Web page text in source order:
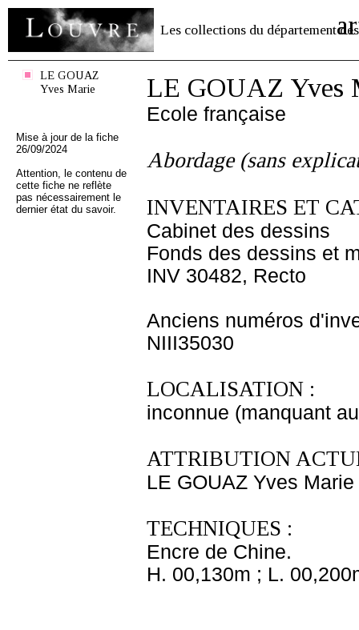
Les collections du département des
LE GOUAZ
Yves Marie
Mise à jour de la fiche
26/09/2024
Attention, le contenu de
cette fiche ne reflète
pas nécessairement le
dernier état du savoir.
LE GOUAZ Yves
Ecole française
Abordage (sans
INVENTAIRES ET
Cabinet des dessins
Fonds des dessins et
INV 30482, Recto
Anciens numéros
NIII35030
LOCALISATION :
inconnue (manquant
ATTRIBUTION
LE GOUAZ Yves Marie
TECHNIQUES :
Encre de Chine.
H. 00,130m ; L.